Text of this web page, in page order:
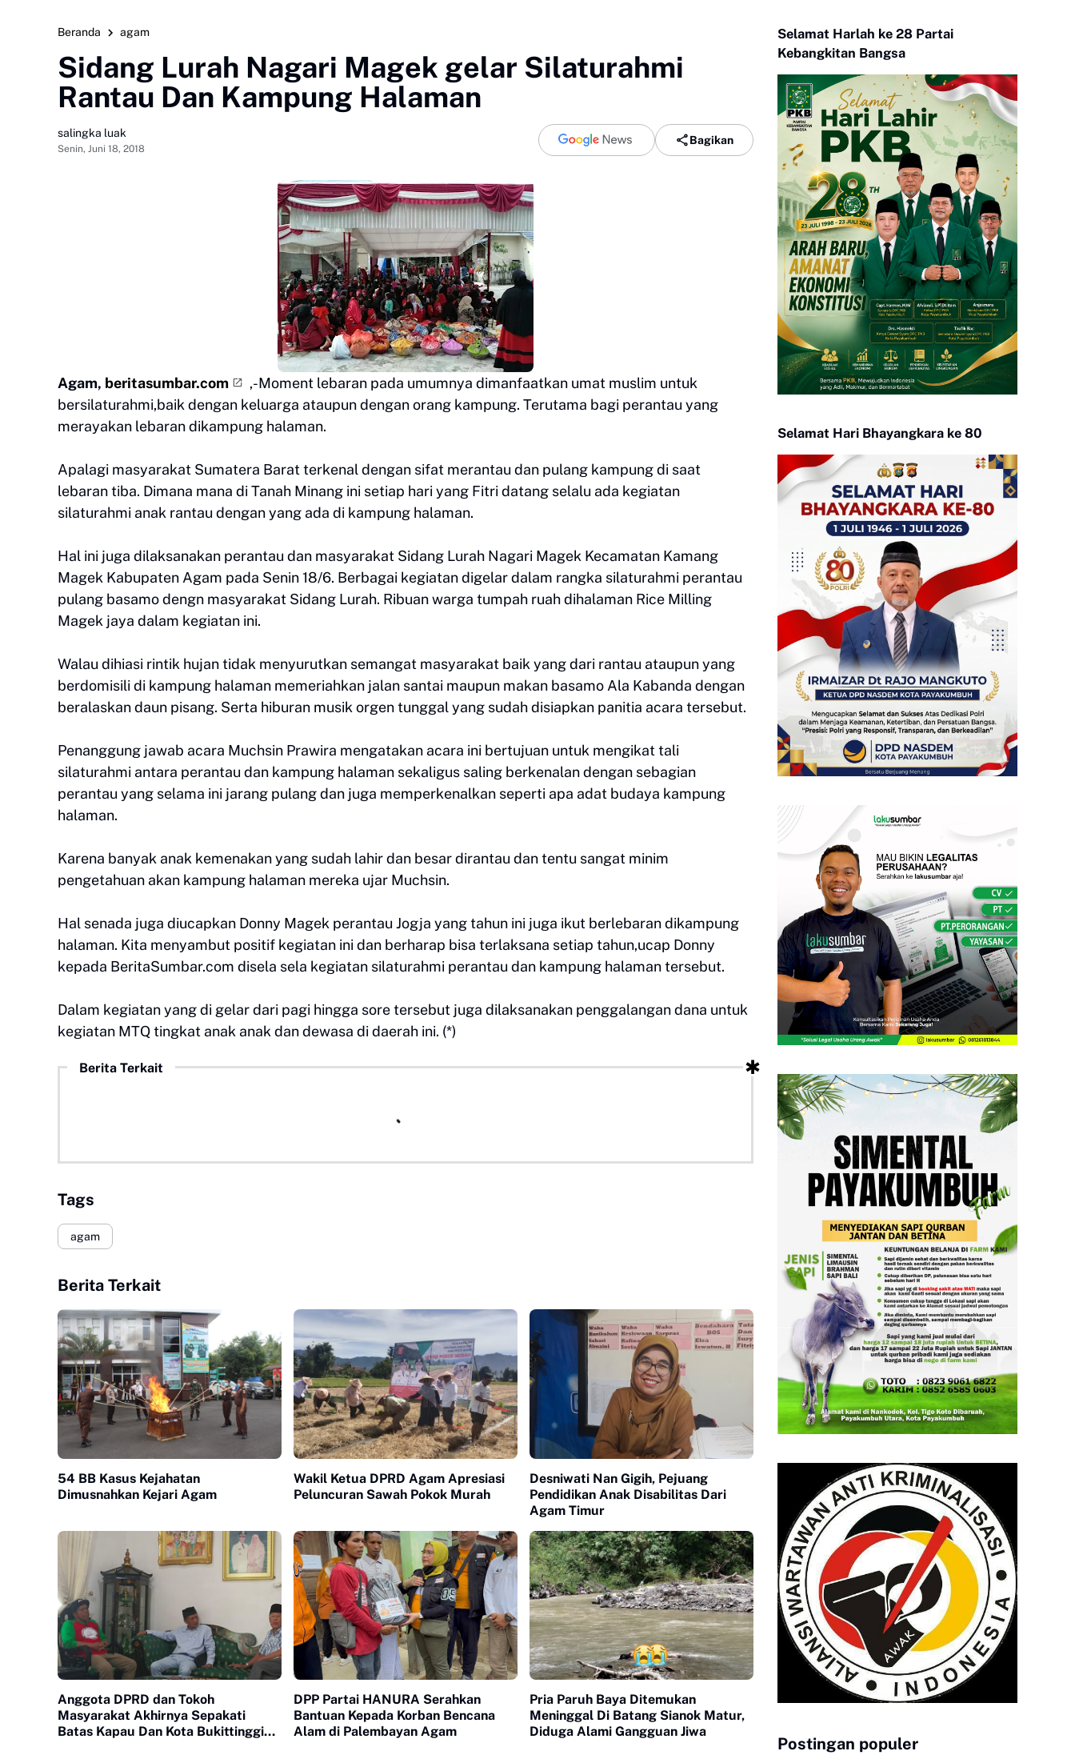
Beranda agam
Sidang Lurah Nagari Magek gelar Silaturahmi
Rantau Dan Kampung Halaman
salingka luak
Senin, Juni 18, 2018
Bagikan
Agam, beritasumbar.com
,-Moment lebaran pada umumnya dimanfaatkan umat muslim untuk
bersilaturahmi,baik dengan keluarga ataupun dengan orang kampung. Terutama bagi perantau yang
merayakan lebaran dikampung halaman.
Apalagi masyarakat Sumatera Barat terkenal dengan sifat merantau dan pulang kampung di saat
lebaran tiba. Dimana mana di Tanah Minang ini setiap hari yang Fitri datang selalu ada kegiatan
silaturahmi anak rantau dengan yang ada di kampung halaman.
Hal ini juga dilaksanakan perantau dan masyarakat Sidang Lurah Nagari Magek Kecamatan Kamang
Magek Kabupaten Agam pada Senin 18/6. Berbagai kegiatan digelar dalam rangka silaturahmi perantau
pulang basamo dengn masyarakat Sidang Lurah. Ribuan warga tumpah ruah dihalaman Rice Milling
Magek jaya dalam kegiatan ini.
Walau dihiasi rintik hujan tidak menyurutkan semangat masyarakat baik yang dari rantau ataupun yang
berdomisili di kampung halaman memeriahkan jalan santai maupun makan basamo Ala Kabanda dengan
beralaskan daun pisang. Serta hiburan musik orgen tunggal yang sudah disiapkan panitia acara tersebut.
Penanggung jawab acara Muchsin Prawira mengatakan acara ini bertujuan untuk mengikat tali
silaturahmi antara perantau dan kampung halaman sekaligus saling berkenalan dengan sebagian
perantau yang selama ini jarang pulang dan juga memperkenalkan seperti apa adat budaya kampung
halaman.
Karena banyak anak kemenakan yang sudah lahir dan besar dirantau dan tentu sangat minim
pengetahuan akan kampung halaman mereka ujar Muchsin.
Hal senada juga diucapkan Donny Magek perantau Jogja yang tahun ini juga ikut berlebaran dikampung
halaman. Kita menyambut positif kegiatan ini dan berharap bisa terlaksana setiap tahun,ucap Donny
kepada BeritaSumbar.com disela sela kegiatan silaturahmi perantau dan kampung halaman tersebut.
Dalam kegiatan yang di gelar dari pagi hingga sore tersebut juga dilaksanakan penggalangan dana untuk
kegiatan MTQ tingkat anak anak dan dewasa di daerah ini. (*)
Berita Terkait
Tags
agam
Berita Terkait
54 BB Kasus Kejahatan
Dimusnahkan Kejari Agam
Wakil Ketua DPRD Agam Apresiasi
Peluncuran Sawah Pokok Murah
Desniwati Nan Gigih, Pejuang
Pendidikan Anak Disabilitas Dari
Agam Timur
Anggota DPRD dan Tokoh
Masyarakat Akhirnya Sepakati
Batas Kapau Dan Kota Bukittinggi
DPP Partai HANURA Serahkan
Bantuan Kepada Korban Bencana
Alam di Palembayan Agam
Pria Paruh Baya Ditemukan
Meninggal Di Batang Sianok Matur,
Diduga Alami Gangguan Jiwa
Selamat Harlah ke 28 Partai
Kebangkitan Bangsa
Selamat Hari Bhayangkara ke 80
Postingan populer